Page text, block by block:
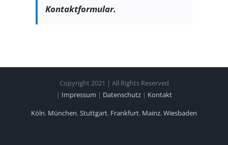
Kontaktformular.
Copyright 2021 | All Rights Reserved
| Impressum | Datenschutz| Kontakt
Köln, München,Stuttgart, Frankfurt, Mainz,Wiesbaden